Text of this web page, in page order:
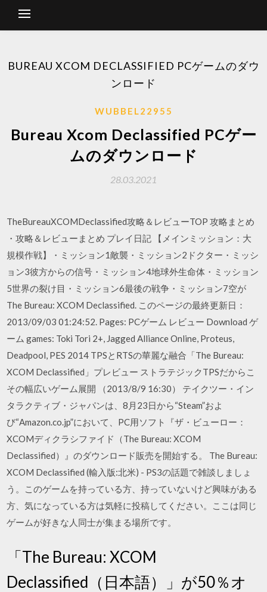
BUREAU XCOM DECLASSIFIED PCゲームのダウ
ンロード
WUBBEL22955
Bureau Xcom Declassified PCゲー
ムのダウンロード
28.03.2021
TheBureauXCOMDeclassified攻略＆レビューTOP 攻略まとめ
・攻略＆レビューまとめ プレイ日記 【メインミッション：大
規模作戦】・ミッション1敵襲・ミッション2ドクター・ミッシ
ョン3彼方からの信号・ミッション4地球外生命体・ミッション
5世界の裂け目・ミッション6最後の戦争・ミッション7空が
The Bureau: XCOM Declassified. このページの最終更新日：
2013/09/03 01:24:52. Pages: PCゲーム レビュー Download ゲ
ーム games: Toki Tori 2+, Jagged Alliance Online, Proteus,
Deadpool, PES 2014 TPSとRTSの華麗な融合「The Bureau:
XCOM Declassified」プレビュー ストラテジックTPSだからこ
その幅広いゲーム展開 （2013/8/9 16:30） テイクツー・イン
タラクティブ・ジャパンは、8月23日から“Steam”およ
び“Amazon.co.jp”において、PC用ソフト『ザ・ビューロー：
XCOMディクラシファイド（The Bureau: XCOM
Declassified）』のダウンロード販売を開始する。 The Bureau:
XCOM Declassified (輸入版:北米) - PS3の話題で雑談しましょ
う。このゲームを持っている方、持っていないけど興味がある
方、気になっている方は気軽に投稿してください。ここは同じ
ゲームが好きな人同士が集まる場所です。
「The Bureau: XCOM
Declassified（日本語）」が50％オ